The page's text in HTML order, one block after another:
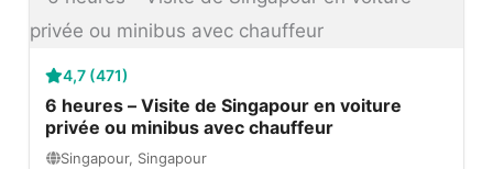
4,7 (471)
6 heures – Visite de Singapour en voiture
privée ou minibus avec chauffeur
Singapour, Singapour